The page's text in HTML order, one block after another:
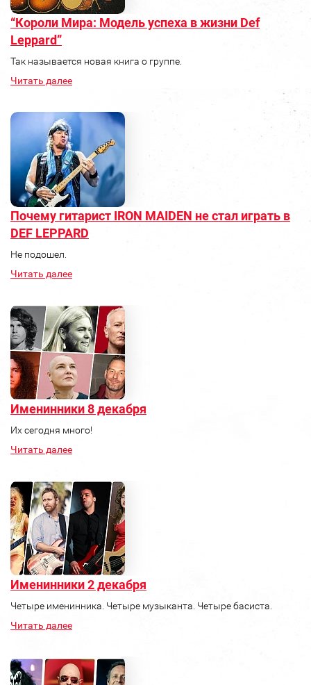
“Короли Мира: Модель успеха в жизни Def
Leppard”
Так называется новая книга о группе.
Читать далее
Почему гитарист IRON MAIDEN не стал играть в
DEF LEPPARD
Не подошел.
Читать далее
Именинники 8 декабря
Их сегодня много!
Читать далее
Именинники 2 декабря
Четыре именинника. Четыре музыканта. Четыре басиста.
Читать далее